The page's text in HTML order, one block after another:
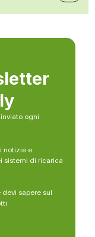
ogni
notizie e
sistemi di ricarica
sapere sul